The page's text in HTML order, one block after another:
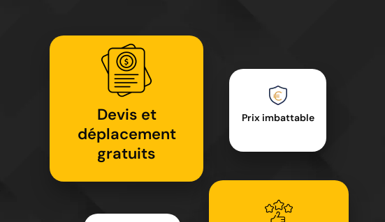
Devis et
déplacement
gratuits
Prix imbattable